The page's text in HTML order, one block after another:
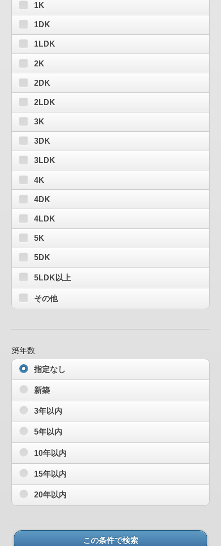
1K
1DK
1LDK
2K
2DK
2LDK
3K
3DK
3LDK
4K
4DK
4LDK
5K
5DK
5LDK以上
その他
築年数
指定なし
新築
3年以内
5年以内
10年以内
15年以内
20年以内
この条件で検索